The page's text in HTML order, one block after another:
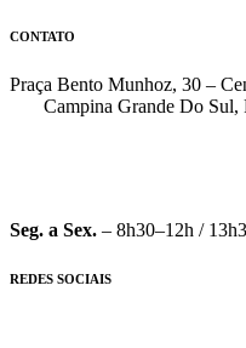
CONTATO
Praça Bento Munhoz, 30 –
Campina Grande Do Sul,
Seg. a Sex. – 8h30–12h /
REDES SOCIAIS